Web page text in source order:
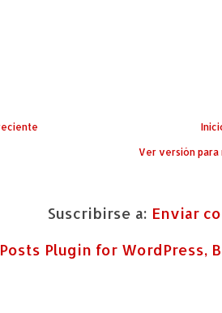
Ver versión
Suscribirse a: Enviar